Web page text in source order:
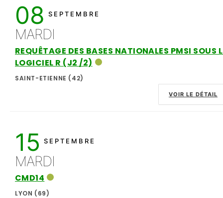
08 SEPTEMBRE
MARDI
REQUÊTAGE DES BASES NATIONALES PMSI SOUS
LOGICIEL R (J2 /2)
SAINT-ETIENNE (42)
VOIR LE DÉTAIL
15 SEPTEMBRE
MARDI
CMD14
LYON (69)